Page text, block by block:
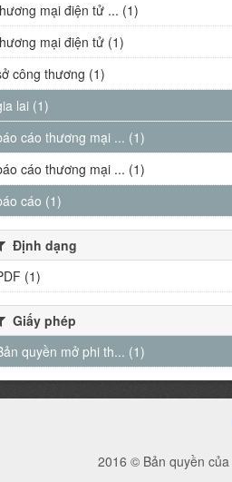
mại điện tử ... (1)
mại điện tử (1)
công thương (1)
lai (1)
cáo thương mại ... (1)
cáo thương mại ... (1)
cáo (1)
Định dạng
(1)
Giấy phép
quyền mở phi th... (1)
2016 © Bản quyền